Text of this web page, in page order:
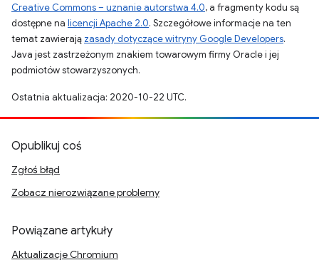
Creative Commons – uznanie autorstwa 4.0, a fragmenty kodu są
dostępne na licencji Apache 2.0. Szczegółowe informacje na ten
temat zawierają zasady dotyczące witryny Google Developers.
Java jest zastrzeżonym znakiem towarowym firmy Oracle i jej
podmiotów stowarzyszonych.
Ostatnia aktualizacja: 2020-10-22 UTC.
Opublikuj coś
Zgłoś błąd
Zobacz nierozwiązane problemy
Powiązane artykuły
Aktualizacje Chromium